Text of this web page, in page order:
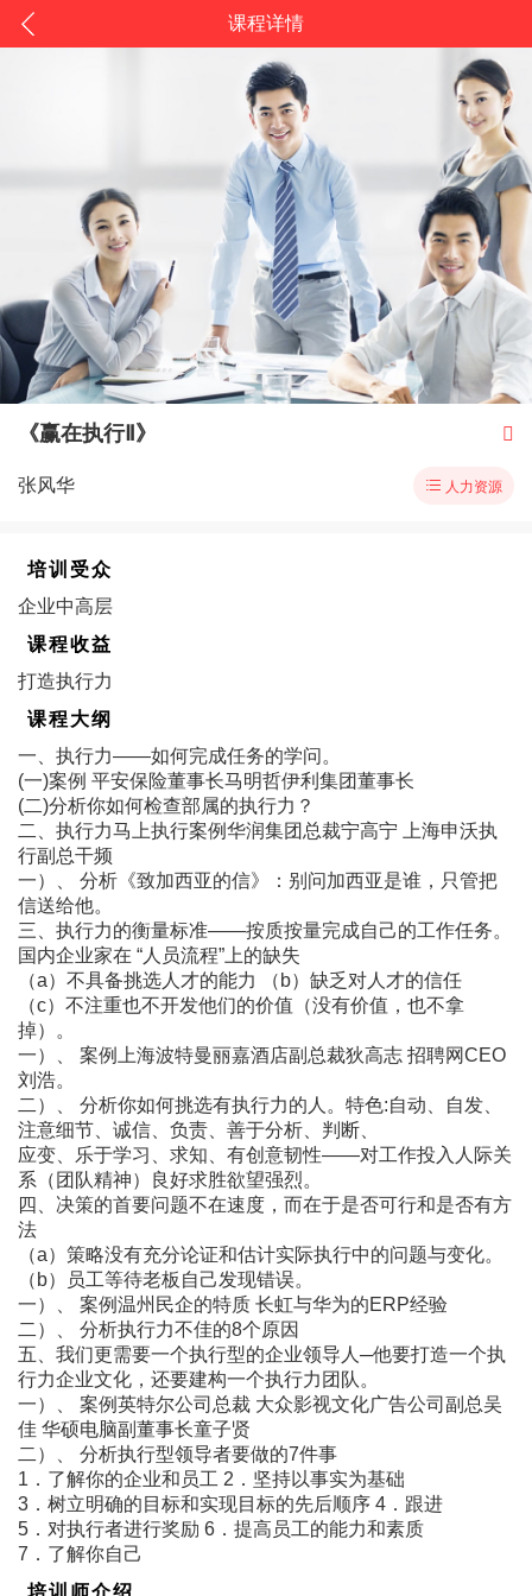
课程详情
《赢在执行Ⅱ》 
张风华  人力资源
培训受众
企业中高层
课程收益
打造执行力
课程大纲
一、执行力――如何完成任务的学问。
(一)案例 平安保险董事长马明哲伊利集团董事长
(二)分析你如何检查部属的执行力？
二、执行力马上执行案例华润集团总裁宁高宁 上海申沃执
行副总干频
一）、 分析《致加西亚的信》：别问加西亚是谁，只管把
信送给他。
三、执行力的衡量标准――按质按量完成自己的工作任务。
国内企业家在 “人员流程”上的缺失
（a）不具备挑选人才的能力 （b）缺乏对人才的信任
（c）不注重也不开发他们的价值（没有价值，也不拿
掉）。
一）、 案例上海波特曼丽嘉酒店副总裁狄高志 招聘网CEO
刘浩。
二）、 分析你如何挑选有执行力的人。特色:自动、自发、
注意细节、诚信、负责、善于分析、判断、
应变、乐于学习、求知、有创意韧性――对工作投入人际关
系（团队精神）良好求胜欲望强烈。
四、决策的首要问题不在速度，而在于是否可行和是否有方
法
（a）策略没有充分论证和估计实际执行中的问题与变化。
（b）员工等待老板自己发现错误。
一）、 案例温州民企的特质 长虹与华为的ERP经验
二）、 分析执行力不佳的8个原因
五、我们更需要一个执行型的企业领导人─他要打造一个执
行力企业文化，还要建构一个执行力团队。
一）、 案例英特尔公司总裁 大众影视文化广告公司副总吴
佳 华硕电脑副董事长童子贤
二）、 分析执行型领导者要做的7件事
1．了解你的企业和员工 2．坚持以事实为基础
3．树立明确的目标和实现目标的先后顺序 4．跟进
5．对执行者进行奖励 6．提高员工的能力和素质
7．了解你自己
培训师介绍